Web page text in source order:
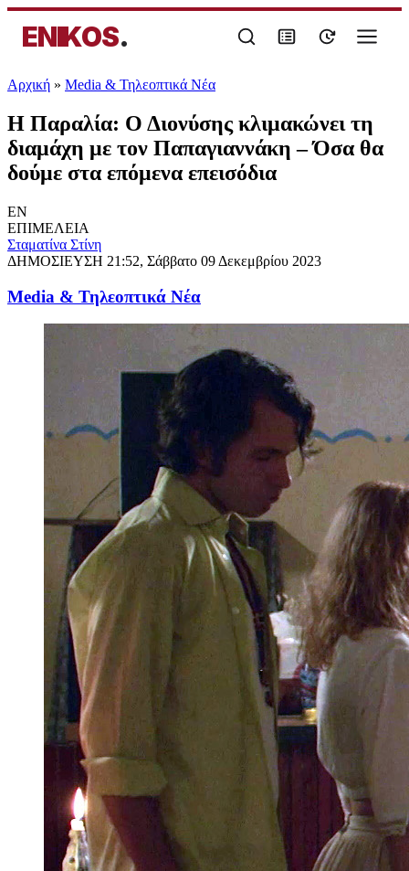
ENIKOS.
Αρχική » Media & Τηλεοπτικά Νέα
Η Παραλία: Ο Διονύσης κλιμακώνει τη
διαμάχη με τον Παπαγιαννάκη – Όσα θα
δούμε στα επόμενα επεισόδια
EN
ΕΠΙΜΕΛΕΙΑ
Σταματίνα Στίνη
ΔΗΜΟΣΙΕΥΣΗ 21:52, Σάββατο 09 Δεκεμβρίου 2023
Media & Τηλεοπτικά Νέα